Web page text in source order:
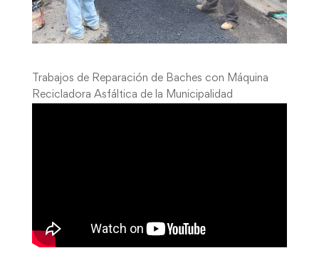
Trabajos de Reparación de Baches con Máquina
Recicladora Asfáltica de la Municipalidad